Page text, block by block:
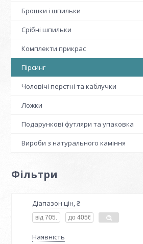
Брошки і шпильки
Срібні шпильки
Комплекти прикрас
Пірсинг
Чоловічі перстні та каблучки
Ложки
Подарункові футляри та упаковка
Вироби з натурального каміння
Фільтри
Діапазон цін, ₴
Наявність